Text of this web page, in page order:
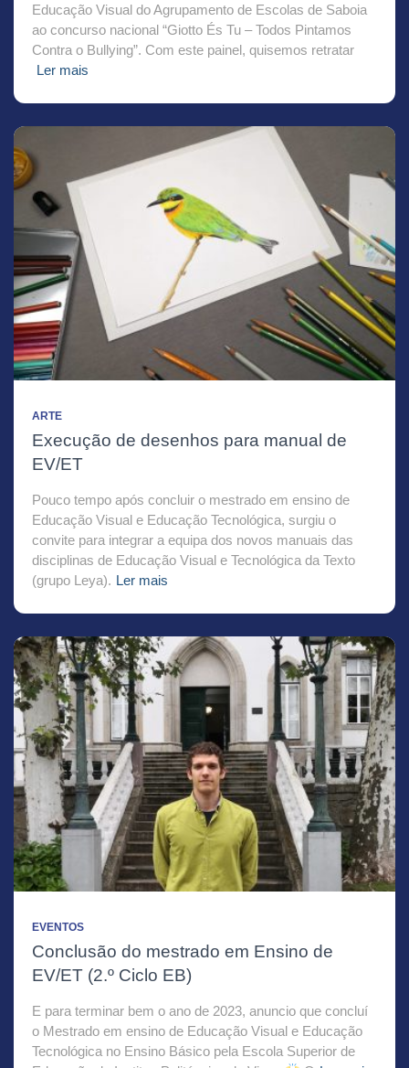
Educação Visual do Agrupamento de Escolas de Saboia
ao concurso nacional “Giotto És Tu – Todos Pintamos
Contra o Bullying”. Com este painel, quisemos retratar
Ler mais
ARTE
Execução de desenhos para manual de
EV/ET
Pouco tempo após concluir o mestrado em ensino de
Educação Visual e Educação Tecnológica, surgiu o
convite para integrar a equipa dos novos manuais das
disciplinas de Educação Visual e Tecnológica da Texto
(grupo Leya). Ler mais
EVENTOS
Conclusão do mestrado em Ensino de
EV/ET (2.º Ciclo EB)
E para terminar bem o ano de 2023, anuncio que concluí
o Mestrado em ensino de Educação Visual e Educação
Tecnológica no Ensino Básico pela Escola Superior de